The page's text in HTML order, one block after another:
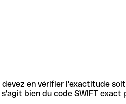
en vérifier l'exactitude
bien du code SWIFT exact